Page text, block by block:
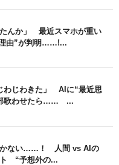
たんか」 最近スマホが重い
由”が判明……!...
わじわきた」 AIに“最近思
歌わせたら…… ...
かない……！ 人間 vs AIの
ト “予想外の...